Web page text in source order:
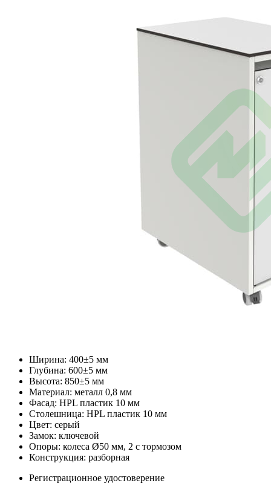
Ширина: 400±5 мм
Глубина: 600±5 мм
Высота: 850±5 мм
Материал: металл 0,8 мм
Фасад: HPL пластик 10 мм
Столешница: HPL пластик 10 мм
Цвет: серый
Замок: ключевой
Опоры: колеса Ø50 мм, 2 с тормозом
Конструкция: разборная
Регистрационное удостоверение